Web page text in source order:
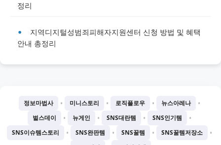
정리
지역디지털성범죄피해자지원센터 신청 방법 및 혜택
안내 총정리
정보마법사 • 미니스토리 • 로직플로우 • 뉴스아레나 •
벌스데이 • 뉴게인 • SNS대란템 • SNS인기템 •
SNS이슈템스토리 • SNS완판템 • SNS꿀템 • SNS꿀템저장소 •